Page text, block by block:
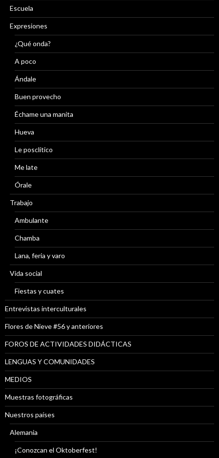
Escuela
Expresiones
¿Qué onda?
A poco
Ándale
Buen provecho
Échame una manita
Hueva
Le posclítico
Me late
Órale
Trabajo
Ambulante
Chamba
Lana, feria y varo
Vida social
Fiestas y cuates
Entrevistas interculturales
Flores de Nieve #56 y anteriores
FOROS DE ACTIVIDADES DIDÁCTICAS
LENGUAS Y COMUNIDADES
MEDIOS
Muestras fotográficas
Nuestros países
Alemania
¡Conozcan el Oktoberfest!